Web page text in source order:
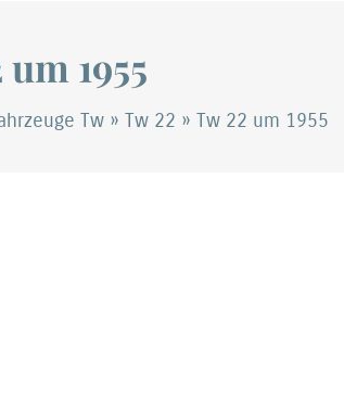
1955
Tw» Tw 22 » Tw 22 um 1955